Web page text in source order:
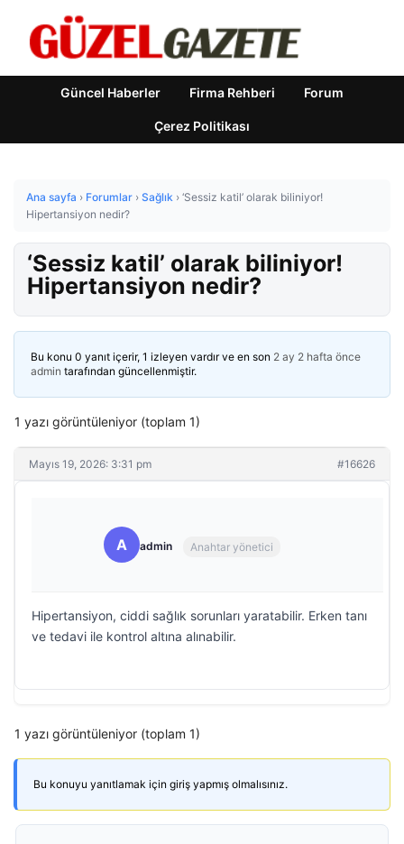
Güncel Haberler Firma Rehberi Forum
Çerez Politikası
Ana sayfa › Forumlar › Sağlık › ‘Sessiz katil’ olarak biliniyor!
Hipertansiyon nedir?
‘Sessiz katil’ olarak biliniyor!
Hipertansiyon nedir?
Bu konu 0 yanıt içerir, 1 izleyen vardır ve en son 2 ay 2 hafta önce
admin tarafından güncellenmiştir.
1 yazı görüntüleniyor (toplam 1)
Mayıs 19, 2026: 3:31 pm #16626
A admin Anahtar yönetici
Hipertansiyon, ciddi sağlık sorunları yaratabilir. Erken tanı
ve tedavi ile kontrol altına alınabilir.
1 yazı görüntüleniyor (toplam 1)
Bu konuyu yanıtlamak için giriş yapmış olmalısınız.